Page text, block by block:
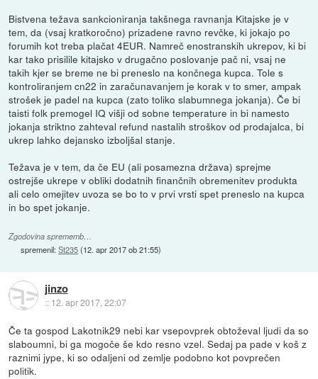
Bistvena težava sankcioniranja takšnega ravnanja Kitajske je v
tem, da (vsaj kratkoročno) prizadene ravno revčke, ki jokajo po
forumih kot treba plačat 4EUR. Namreč enostranskih ukrepov, ki bi
kar tako prisilile kitajsko v drugačno poslovanje pač ni, vsaj ne
takih kjer se breme ne bi preneslo na končnega kupca. Tole s
kontroliranjem cn22 in zaračunavanjem je korak v to smer, ampak
strošek je padel na kupca (zato toliko slabumnega jokanja). Če bi
taisti folk premogel IQ višji od sobne temperature in bi namesto
jokanja striktno zahteval refund nastalih stroškov od prodajalca, bi
ukrep lahko dejansko izboljšal stanje.
Težava je v tem, da če EU (ali posamezna država) sprejme
ostrejše ukrepe v obliki dodatnih finančnih obremenitev produkta
ali celo omejitev uvoza se bo to v prvi vrsti spet preneslo na kupca
in bo spet jokanje.
Zgodovina sprememb…
spremenil:St235(12. apr 2017 ob 21:55)
jinzo
:: 12. apr 2017, 22:07
Če ta gospod Lakotnik29 nebi kar vsepovprek obtoževal ljudi da so
slaboumni, bi ga mogoče še kdo resno vzel. Sedaj pa pade v koš z
raznimi jype, ki so odaljeni od zemlje podobno kot povprečen
politik.